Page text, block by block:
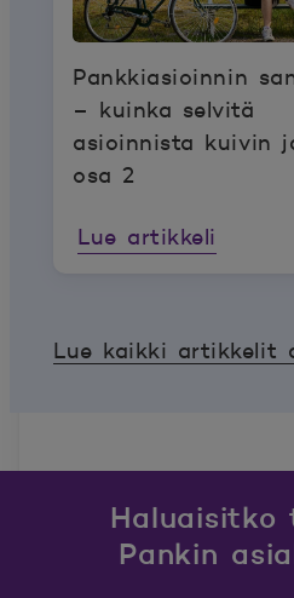
Pankkiasioinnin
– kuinka selvitä
asioinnista kuivin
osa 2
Lue artikkeli
Lue kaikki artikkelit
Haluaisitko
Pankin